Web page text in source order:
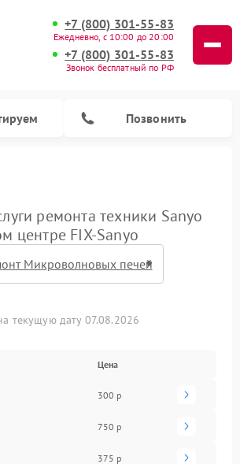
+7 (800) 301-55-83
Ежедневно, с 10:00 до 20:00
+7 (800) 301-55-83
Звонок бесплатный по РФ
Позвонить
ремонта техники Sanyo
центре FIX-Sanyo
текущую дату 07.08.2026
Цена
300 р
750 р
375 р